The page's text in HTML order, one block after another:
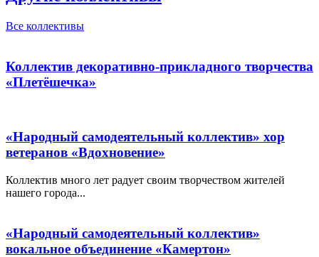
Все коллективы
Коллектив декоративно-прикладного творчества
«Плетёшечка»
«Народный самодеятельный коллектив» хор
ветеранов «Вдохновение»
Коллектив много лет радует своим творчеством жителей
нашего города...
«Народный самодеятельный коллектив»
вокальное объединение «Камертон»